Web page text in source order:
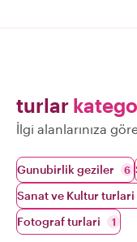
turlar
İlgi alanlarınıza
Gunubirlik geziler 6
Sanat ve Kultur turlari
Fotograf turlari 1